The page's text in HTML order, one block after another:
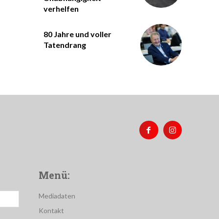
verhelfen
80 Jahre und voller
Tatendrang
Menü:
Mediadaten
Kontakt